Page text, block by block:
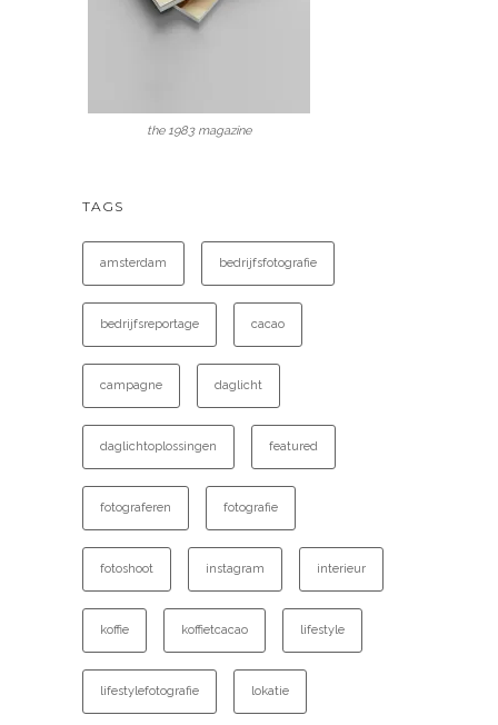
the 1983 magazine
TAGS
amsterdam bedrijfsfotografie
bedrijfsreportage cacao
campagne daglicht
daglichtoplossingen featured
fotograferen fotografie
fotoshoot instagram interieur
koffie koffietcacao lifestyle
lifestylefotografie lokatie